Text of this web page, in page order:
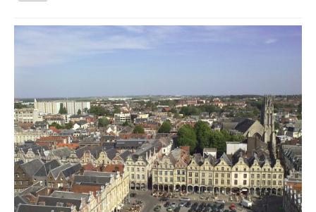
la
Vous êtes ici :
Accueil Rebus et Charades
Animations et éducation
Accompagnement du territoire et ingénierie
Espace Info Energie
Guide Nature Patrimoine Volontaire (GNPV)
Centre de Ressources du Territoire (CRT)